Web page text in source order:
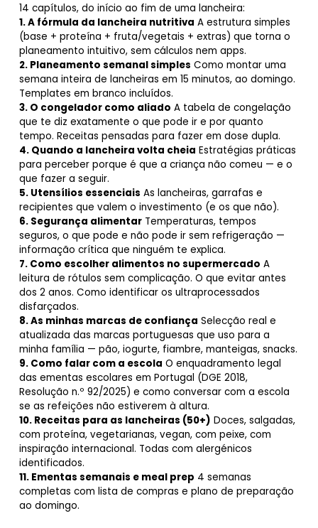
14 capítulos, do início ao fim de uma lancheira:
1. A fórmula da lancheira nutritiva A estrutura simples
(base + proteína + fruta/vegetais + extras) que torna o
planeamento intuitivo, sem cálculos nem apps.
2. Planeamento semanal simples Como montar uma
semana inteira de lancheiras em 15 minutos, ao domingo.
Templates em branco incluídos.
3. O congelador como aliado A tabela de congelação
que te diz exatamente o que pode ir e por quanto
tempo. Receitas pensadas para fazer em dose dupla.
4. Quando a lancheira volta cheia Estratégias práticas
para perceber porque é que a criança não comeu — e o
que fazer a seguir.
5. Utensílios essenciais As lancheiras, garrafas e
recipientes que valem o investimento (e os que não).
6. Segurança alimentarTemperaturas, tempos
seguros, o que pode e não pode ir sem refrigeração —
informação crítica que ninguém te explica.
7. Como escolher alimentos no supermercado A
leitura de rótulos sem complicação. O que evitar antes
dos 2 anos. Como identificar os ultraprocessados
disfarçados.
8. As minhas marcas de confiança Selecção real e
atualizada das marcas portuguesas que uso para a
minha família — pão, iogurte, fiambre, manteigas, snacks.
9. Como falar com a escola O enquadramento legal
das ementas escolares em Portugal (DGE 2018,
Resolução n.º 92/2025) e como conversar com a escola
se as refeições não estiverem à altura.
10. Receitas para as lancheiras (50+) Doces, salgadas,
com proteína, vegetarianas, vegan, com peixe, com
inspiração internacional. Todas com alergénicos
identificados.
11. Ementas semanais e meal prep 4 semanas
completas com lista de compras e plano de preparação
ao domingo.